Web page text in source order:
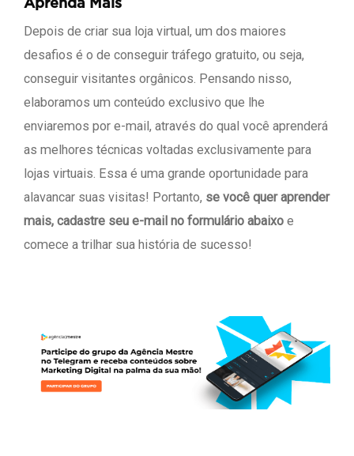
Aprenda Mais
Depois de criar sua loja virtual, um dos maiores
desafios é o de conseguir tráfego gratuito, ou seja,
conseguir visitantes orgânicos. Pensando nisso,
elaboramos um conteúdo exclusivo que lhe
enviaremos por e-mail, através do qual você aprenderá
as melhores técnicas voltadas exclusivamente para
lojas virtuais. Essa é uma grande oportunidade para
alavancar suas visitas! Portanto, se você quer aprender
mais, cadastre seu e-mail no formulário abaixo e
comece a trilhar sua história de sucesso!